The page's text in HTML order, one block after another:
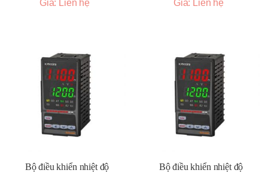
Giá: Liên hệ
Giá: Liên hệ
Bộ điều khiển nhiệt độ
Bộ điều khiển nhiệt độ